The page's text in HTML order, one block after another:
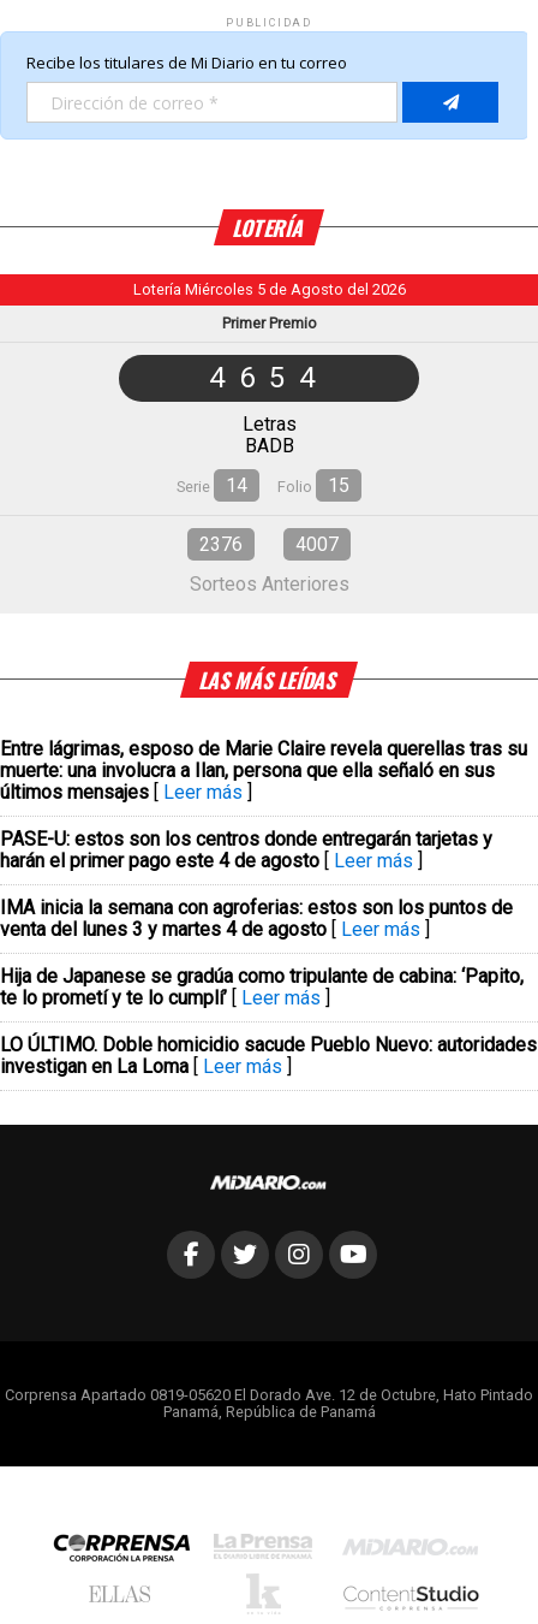
PUBLICIDAD
LOTERÍA
Lotería Miércoles 5 de Agosto del 2026
Primer Premio
4654
Letras
BADB
Serie 14 Folio 15
2376
4007
Sorteos Anteriores
LAS MÁS LEÍDAS
Entre lágrimas, esposo de Marie Claire revela querellas tras su
muerte: una involucra a Ilan, persona que ella señaló en sus
últimos mensajes [ Leer más ]
PASE-U: estos son los centros donde entregarán tarjetas y
harán el primer pago este 4 de agosto [ Leer más ]
IMA inicia la semana con agroferias: estos son los puntos de
venta del lunes 3 y martes 4 de agosto [ Leer más ]
Hija de Japanese se gradúa como tripulante de cabina: ‘Papito,
te lo prometí y te lo cumplí’ [ Leer más ]
LO ÚLTIMO. Doble homicidio sacude Pueblo Nuevo: autoridades
investigan en La Loma [ Leer más ]
Corprensa Apartado 0819-05620 El Dorado Ave. 12 de Octubre, Hato Pintado
Panamá, República de Panamá